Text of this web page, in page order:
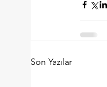
Son Yazılar